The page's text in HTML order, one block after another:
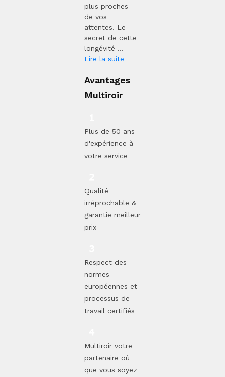
plus proches
de vos
attentes. Le
secret de cette
longévité ...
Lire la suite
Avantages
Multiroir
Plus de 50 ans
d'expérience à
votre service
Qualité
irréprochable &
garantie meilleur
prix
Respect des
normes
européennes et
processus de
travail certifiés
Multiroir votre
partenaire où
que vous soyez